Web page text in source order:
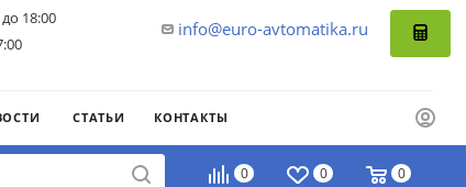
info@euro-avtomatika.ru
18:00
СТАТЬИ КОНТАКТЫ
0 0 0